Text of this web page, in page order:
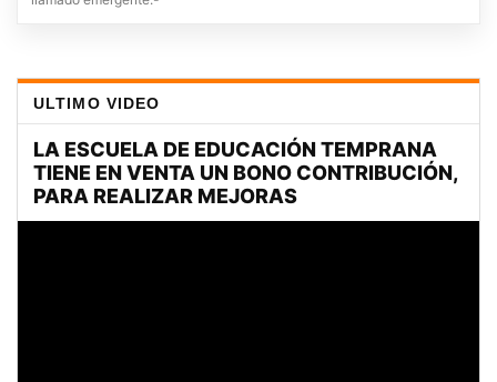
ULTIMO VIDEO